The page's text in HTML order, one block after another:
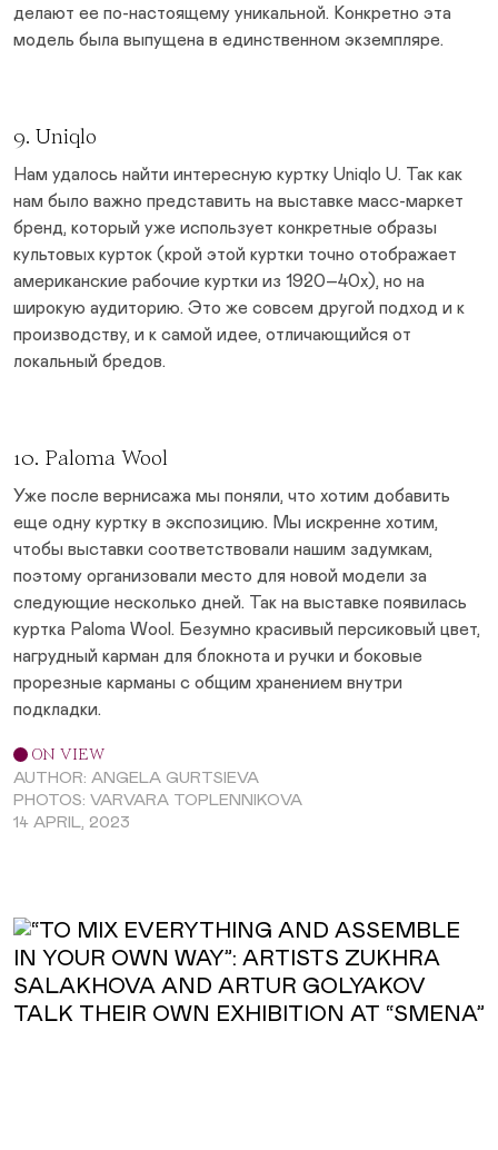
делают ее по-настоящему уникальной. Конкретно эта
модель была выпущена в единственном экземпляре.
9. Uniqlo
Нам удалось найти интересную куртку Uniqlo U. Так как
нам было важно представить на выставке масс-маркет
бренд, который уже использует конкретные образы
культовых курток (крой этой куртки точно отображает
американские рабочие куртки из 1920–40х), но на
широкую аудиторию. Это же совсем другой подход и к
производству, и к самой идее, отличающийся от
локальный бредов.
10. Paloma Wool
Уже после вернисажа мы поняли, что хотим добавить
еще одну куртку в экспозицию. Мы искренне хотим,
чтобы выставки соответствовали нашим задумкам,
поэтому организовали место для новой модели за
следующие несколько дней. Так на выставке появилась
куртка Paloma Wool. Безумно красивый персиковый цвет,
нагрудный карман для блокнота и ручки и боковые
прорезные карманы с общим хранением внутри
подкладки.
ON VIEW
AUTHOR: ANGELA GURTSIEVA
PHOTOS: VARVARA TOPLENNIKOVA
14 APRIL, 2023